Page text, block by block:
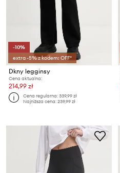
-10%
extra -5% z kodem: OFF*
Dkny legginsy
Cena aktualna:
214,99 zł
Cena regularna:339,99 zł
Najniższa cena:239,99 zł